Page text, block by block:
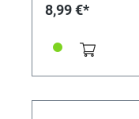
8,99 €*